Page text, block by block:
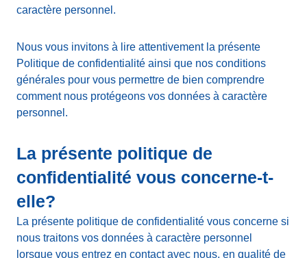
caractère personnel.
Nous vous invitons à lire attentivement la présente
Politique de confidentialité ainsi que nos conditions
générales pour vous permettre de bien comprendre
comment nous protégeons vos données à caractère
personnel.
La présente politique de
confidentialité vous concerne-t-
elle?
La présente politique de confidentialité vous concerne si
nous traitons vos données à caractère personnel
lorsque vous entrez en contact avec nous, en qualité de